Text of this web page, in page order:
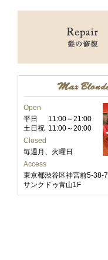
Open
平日
11:00～21:00
土日祝 11:00～20:00
Closed
毎週月、火曜日
Access
東京都渋谷区神宮前5-38-7
サンクドゥ青山1F